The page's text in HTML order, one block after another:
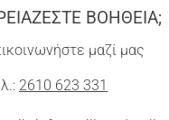
ΒΟΗΘΕΙΑ;
μαζί μας
2610 623 331